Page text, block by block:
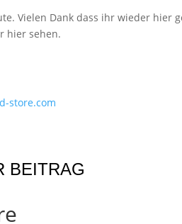
Vielen Dank dass ihr wieder hier
hier sehen.
store.com
BEITRAG